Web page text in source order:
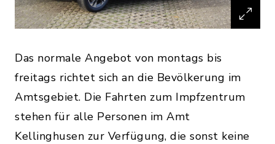
Das normale Angebot von montags bis
freitags richtet sich an die Bevölkerung im
Amtsgebiet. Die Fahrten zum Impfzentrum
stehen für alle Personen im Amt
Kellinghusen zur Verfügung, die sonst keine